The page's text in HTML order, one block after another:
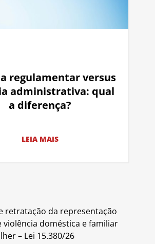
regulamentar versus
administrativa: qual
a diferença?
LEIA MAIS
retratação da representação
violência doméstica e familiar
– Lei 15.380/26